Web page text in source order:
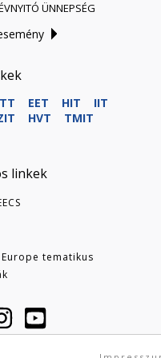
ÜNNEPSÉG
EET HIT
IIT
HVT
TMIT
linkek
tematikus